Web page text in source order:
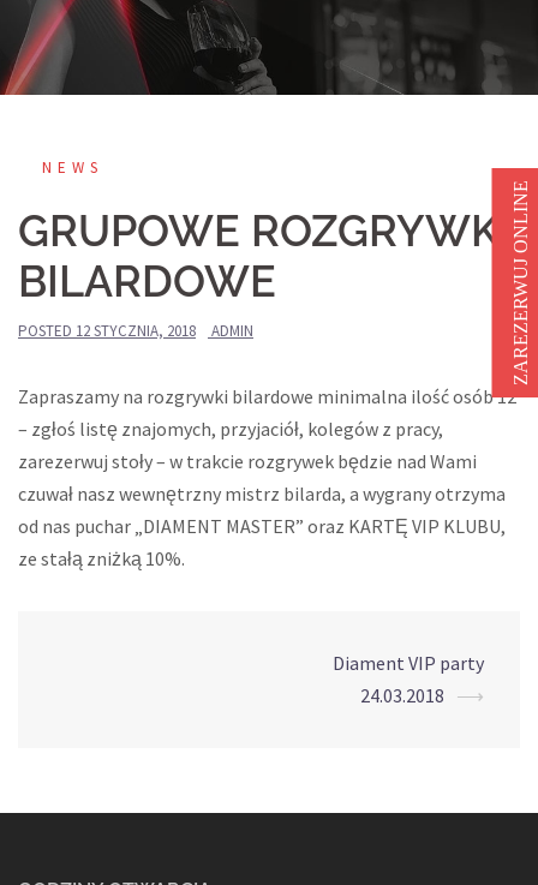
ZAREZERWUJ ONLINE
NEWS
GRUPOWE ROZGRYWKI
BILARDOWE
POSTED 12 STYCZNIA, 2018 ADMIN
Zapraszamy na rozgrywki bilardowe minimalna ilość osób 12
– zgłoś listę znajomych, przyjaciół, kolegów z pracy,
zarezerwuj stoły – w trakcie rozgrywek będzie nad Wami
czuwał nasz wewnętrzny mistrz bilarda, a wygrany otrzyma
od nas puchar „DIAMENT MASTER” oraz KARTĘ VIP KLUBU,
ze stałą zniżką 10%.
Diament VIP party
24.03.2018 ⟶